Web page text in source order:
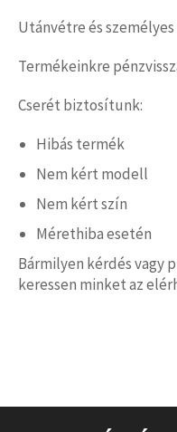
Utánvétre és
Termékeinkre
Cserét biztosítunk:
Hibás termék
Nem kért modell
Nem kért szín
Mérethiba esetén
Bármilyen kérdés vagy
keressen minket az